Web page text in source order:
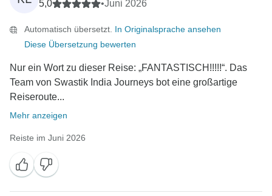
5,0
•Juni 2026
Automatisch übersetzt. In Originalsprache ansehen
Diese Übersetzung bewerten
Nur ein Wort zu dieser Reise: „FANTASTISCH!!!!!“. Das
Team von Swastik India Journeys bot eine großartige
Reiseroute...
Mehr anzeigen
Reiste im Juni 2026